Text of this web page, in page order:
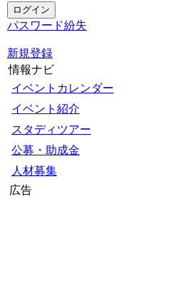
パスワード紛失
新規登録
情報ナビ
イベントカレンダー
イベント紹介
スタディツアー
公募・助成金
人材募集
広告